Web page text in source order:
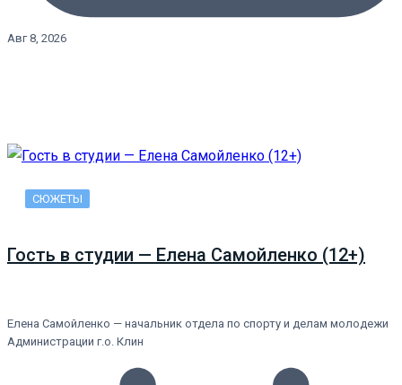
Авг 8, 2026
СЮЖЕТЫ
Гость в студии — Елена Самойленко (12+)
Елена Самойленко — начальник отдела по спорту и делам молодежи
Администрации г.о. Клин